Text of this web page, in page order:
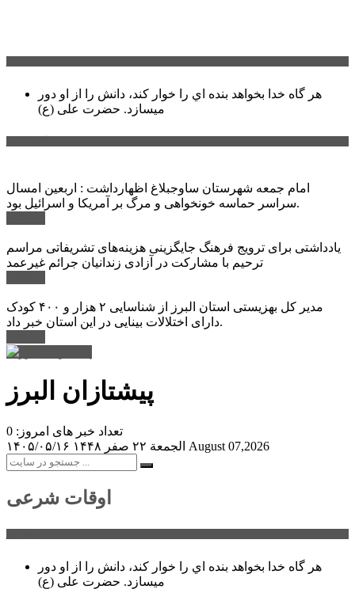
هر گاه خدا بخواهد بنده اي را خوار كند، دانش را از او دور
میسازد. حضرت علی (ع)
امام جمعه شهرستان ساوجبلاغ اظهارداشت : اربعین امسال
سراسر حماسه خونخواهی و مرگ بر آمریکا و اسرائیل بود.
یادداشتی برای ترویج فرهنگ جایگزینی هزینه‌های تشریفاتی مراسم
ترحیم با مشارکت در آزادی زندانیان جرائم غیرعمد
مدیر کل بهزیستی استان البرز از شناسایی ۲ هزار و ۴۰۰ کودک
دارای اختلالات بینایی در این استان خبر داد.
پیشتازان البرز
تعداد خبر های امروز: 0
۱۴۰۵/۰۵/۱۶
الجمعة ۲۲ صفر ۱۴۴۸ August 07,2026
اوقات شرعی
هر گاه خدا بخواهد بنده اي را خوار كند، دانش را از او دور
میسازد. حضرت علی (ع)